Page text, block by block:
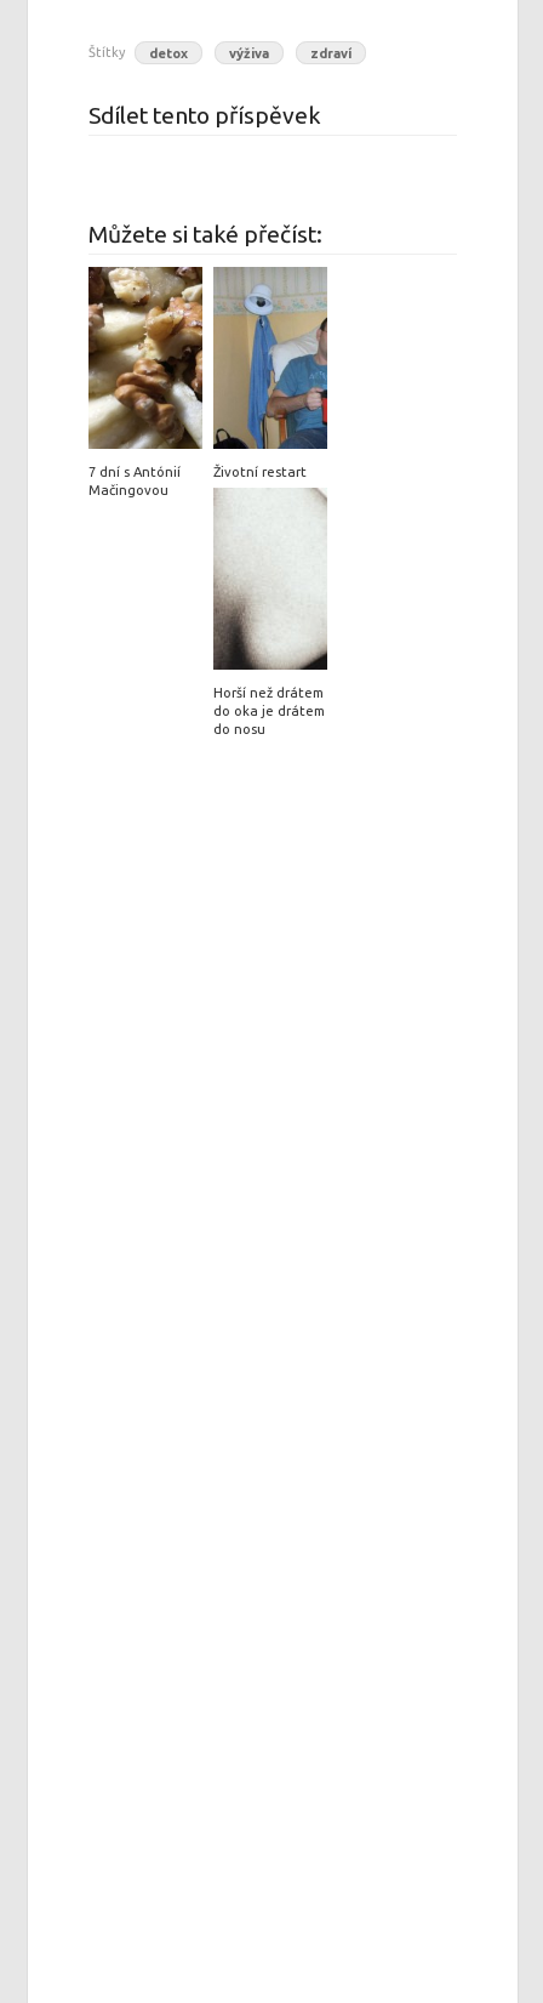
Štítky detox výživa zdraví
Sdílet tento příspěvek
Můžete si také přečíst:
7 dní s Antónií
Mačingovou
Životní restart
Horší než drátem
do oka je drátem
do nosu